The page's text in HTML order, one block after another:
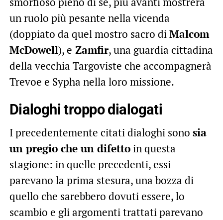
un ruolo più pesante nella vicenda
(doppiato da quel mostro sacro diMalcom
McDowell), e Zamfir, una guardia cittadina
della vecchia Targoviste che accompagnerà
Trevoe e Sypha nella loro missione.
Dialoghi troppo dialogati
I precedentemente citati dialoghi sono sia
un pregio che un difettoin questa
stagione: in quelle precedenti, essi
parevano la prima stesura, una bozza di
quello che sarebbero dovuti essere, lo
scambio e gli argomenti trattati parevano